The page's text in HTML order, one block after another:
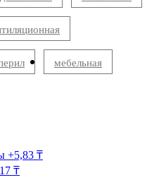
мебельная
+5,83 ₸
₸